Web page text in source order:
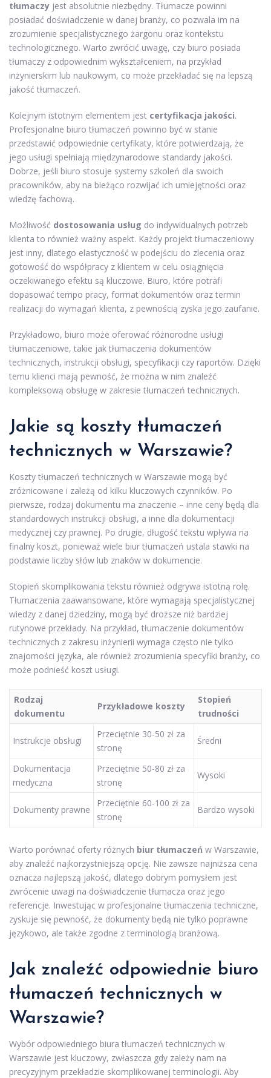
tłumaczy jest absolutnie niezbędny. Tłumacze powinni
posiadać doświadczenie w danej branży, co pozwala im na
zrozumienie specjalistycznego żargonu oraz kontekstu
technologicznego. Warto zwrócić uwagę, czy biuro posiada
tłumaczy z odpowiednim wykształceniem, na przykład
inżynierskim lub naukowym, co może przekładać się na lepszą
jakość tłumaczeń.
Kolejnym istotnym elementem jest certyfikacja jakości.
Profesjonalne biuro tłumaczeń powinno być w stanie
przedstawić odpowiednie certyfikaty, które potwierdzają, że
jego usługi spełniają międzynarodowe standardy jakości.
Dobrze, jeśli biuro stosuje systemy szkoleń dla swoich
pracowników, aby na bieżąco rozwijać ich umiejętności oraz
wiedzę fachową.
Możliwość dostosowania usług do indywidualnych potrzeb
klienta to również ważny aspekt. Każdy projekt tłumaczeniowy
jest inny, dlatego elastyczność w podejściu do zlecenia oraz
gotowość do współpracy z klientem w celu osiągnięcia
oczekiwanego efektu są kluczowe. Biuro, które potrafi
dopasować tempo pracy, format dokumentów oraz termin
realizacji do wymagań klienta, z pewnością zyska jego zaufanie.
Przykładowo, biuro może oferować różnorodne usługi
tłumaczeniowe, takie jak tłumaczenia dokumentów
technicznych, instrukcji obsługi, specyfikacji czy raportów. Dzięki
temu klienci mają pewność, że można w nim znaleźć
kompleksową obsługę w zakresie tłumaczeń technicznych.
Jakie są koszty tłumaczeń
technicznych w Warszawie?
Koszty tłumaczeń technicznych w Warszawie mogą być
zróżnicowane i zależą od kilku kluczowych czynników. Po
pierwsze, rodzaj dokumentu ma znaczenie – inne ceny będą dla
standardowych instrukcji obsługi, a inne dla dokumentacji
medycznej czy prawnej. Po drugie, długość tekstu wpływa na
finalny koszt, ponieważ wiele biur tłumaczeń ustala stawki na
podstawie liczby słów lub znaków w dokumencie.
Stopień skomplikowania tekstu również odgrywa istotną rolę.
Tłumaczenia zaawansowane, które wymagają specjalistycznej
wiedzy z danej dziedziny, mogą być droższe niż bardziej
rutynowe przekłady. Na przykład, tłumaczenie dokumentów
technicznych z zakresu inżynierii wymaga często nie tylko
znajomości języka, ale również zrozumienia specyfiki branży, co
może podnieść koszt usługi.
Rodzaj
dokumentu
Przykładowe koszty
Stopień
trudności
Instrukcje obsługi
Przeciętnie 30-50 zł za
stronę
Średni
Dokumentacja
medyczna
Przeciętnie 50-80 zł za
stronę
Wysoki
Dokumenty prawne
Przeciętnie 60-100 zł za
stronę
Bardzo wysoki
Warto porównać oferty różnych biur tłumaczeń w Warszawie,
aby znaleźć najkorzystniejszą opcję. Nie zawsze najniższa cena
oznacza najlepszą jakość, dlatego dobrym pomysłem jest
zwrócenie uwagi na doświadczenie tłumacza oraz jego
referencje. Inwestując w profesjonalne tłumaczenia techniczne,
zyskuje się pewność, że dokumenty będą nie tylko poprawne
językowo, ale także zgodne z terminologią branżową.
Jak znaleźć odpowiednie biuro
tłumaczeń technicznych w
Warszawie?
Wybór odpowiedniego biura tłumaczeń technicznych w
Warszawie jest kluczowy, zwłaszcza gdy zależy nam na
precyzyjnym przekładzie skomplikowanej terminologii. Aby